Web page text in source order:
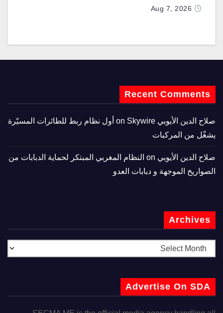
Aug 7, 2026
Recent Comments
صلاح الدين الأيوبي
Skywire أول نظام ربط للطائرات المسيّرة
يشغّل من المركبات
صلاح الدين الأيوبي
النظام المغربي المبتكر لحماية الدبابات من
الصواريخ الموجهة و دبابات العدو
Archives
Advertise On SDA